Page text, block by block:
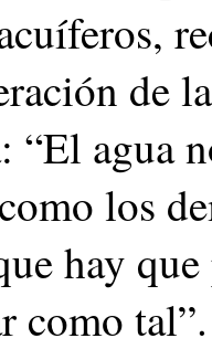
de
“El agua
los
hay que
como tal”.